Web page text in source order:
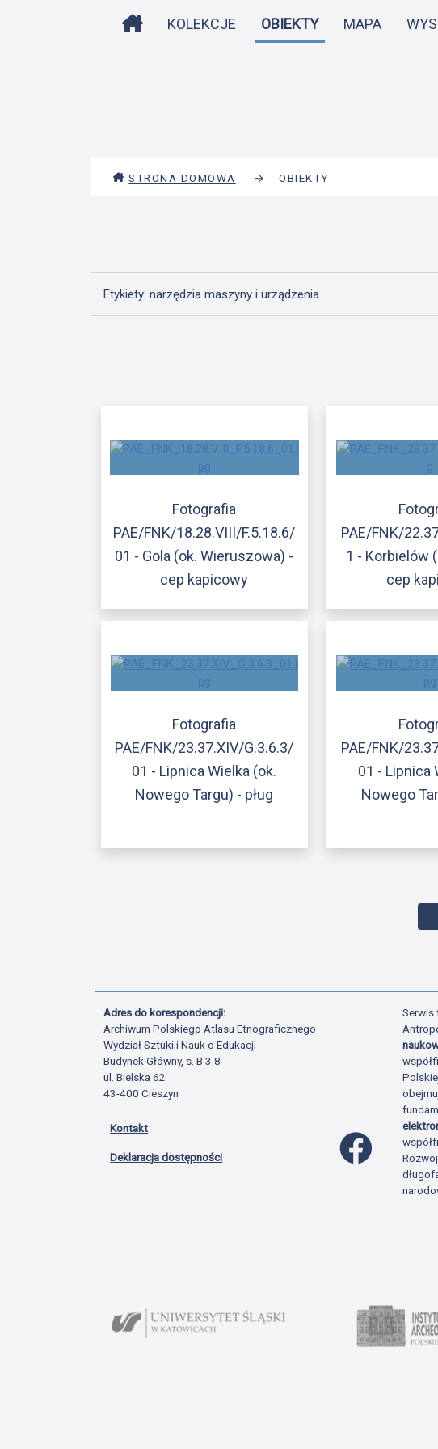
STRONA DOMOWA
KOLEKCJE OBIEKTY MAPA
STRONA DOMOWA → OBIEKTY
Etykiety: narzędzia maszyny i urządzenia
Fotografia
PAE/FNK/18.28.VIII/F.5.18.6/
01 - Gola (ok. Wieruszowa) -
cep kapicowy
PAE/FNK/
1 - Korbielów
cep
Fotografia
PAE/FNK/23.37.XIV/G.3.6.3/
01 - Lipnica Wielka (ok.
Nowego Targu) - pług
PAE/FNK/
01 - Lipnica
Nowego
Adres do korespondencji:
Archiwum Polskiego Atlasu Etnograficznego
Wydział Sztuki i Nauk o Edukacji
Budynek Główny, s. B.3.8
ul. Bielska 62
43-400 Cieszyn
Kontakt
Deklaracja dostępności
Profil
Serwis